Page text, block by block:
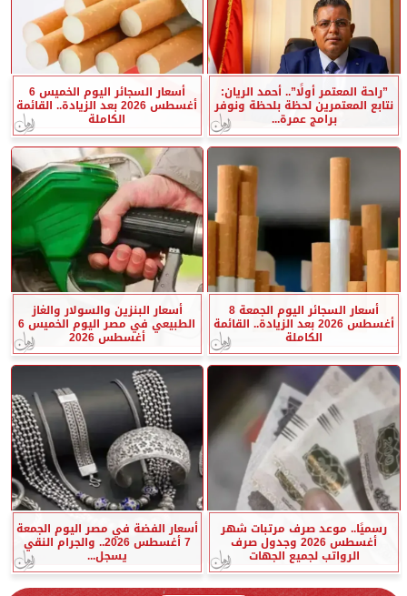
”راحة المعتمر أولًا”.. أحمد الريان:
نتابع المعتمرين لحظة بلحظة ونوفر
برامج عمرة...
أسعار السجائر اليوم الخميس 6
أغسطس 2026 بعد الزيادة.. القائمة
الكاملة
أسعار السجائر اليوم الجمعة 8
أغسطس 2026 بعد الزيادة.. القائمة
الكاملة
أسعار البنزين والسولار والغاز
الطبيعي في مصر اليوم الخميس 6
أغسطس 2026
رسميًا.. موعد صرف مرتبات شهر
أغسطس 2026 وجدول صرف
الرواتب لجميع الجهات
أسعار الفضة في مصر اليوم الجمعة
7 أغسطس 2026.. والجرام النقي
يسجل...